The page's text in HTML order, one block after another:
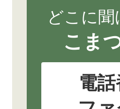
どこに
こま
電話